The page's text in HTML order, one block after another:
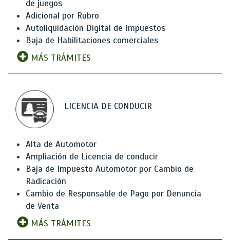
de juegos
Adicional por Rubro
Autoliquidación Digital de Impuestos
Baja de Habilitaciones comerciales
MÁS TRÁMITES
LICENCIA DE CONDUCIR
Alta de Automotor
Ampliación de Licencia de conducir
Baja de Impuesto Automotor por Cambio de
Radicación
Cambio de Responsable de Pago por Denuncia
de Venta
MÁS TRÁMITES